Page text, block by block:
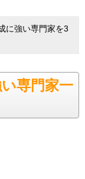
に強い専門家を3
専門家一